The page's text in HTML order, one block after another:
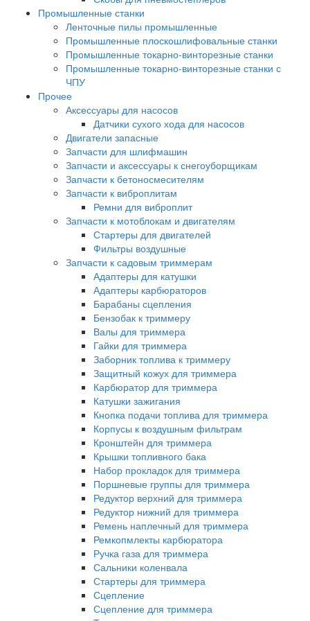
Промышленные станки
Ленточные пилы промышленные
Промышленные плоскошлифовальные станки
Промышленные токарно-винторезные станки
Промышленные токарно-винторезные станки с
ЧПУ
Прочее
Аксессуары для насосов
Датчики сухого хода для насосов
Двигатели запасные
Запчасти для шлифмашин
Запчасти и аксессуары к снегоуборщикам
Запчасти к бетоносмесителям
Запчасти к виброплитам
Ремни для виброплит
Запчасти к мотоблокам и двигателям
Стартеры для двигателей
Фильтры воздушные
Запчасти к садовым триммерам
Адаптеры для катушки
Адаптеры карбюраторов
Барабаны сцепления
Бензобак к триммеру
Валы для триммера
Гайки для триммера
Заборник топлива к триммеру
Защитный кожух для триммера
Карбюратор для триммера
Катушки зажигания
Кнопка подачи топлива для триммера
Корпусы к воздушным фильтрам
Кронштейн для триммера
Крышки топливного бака
Набор прокладок для триммера
Поршневые группы для триммера
Редуктор верхний для триммера
Редуктор нижний для триммера
Ремень наплечный для триммера
Ремкопмлекты карбюратора
Ручка газа для триммера
Сальники коленвала
Стартеры для триммера
Сцепление
Сцепление для триммера